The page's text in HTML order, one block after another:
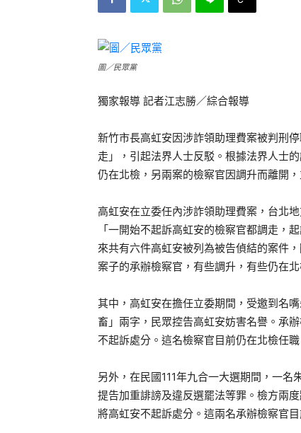
圖／民眾黨
獨家報導 記者江志勝／綜合報導
新竹市長高虹安因涉詐領助理費案被判刑
走」，引起法界人士反駁。根據法界人士
仍在北檢，另兩案的檢察官因調升而離開
高虹安在立委任內涉詐領助理費案，台北
「一開始不起訴高虹安的檢察官都調走，
來共有六件高虹安被列為被告偵結的案件
案子的承辦檢察官，有些調升，有些仍在
其中，高虹安在擔任立委期間，受邀到名
畜」兩字，民眾控告高虹安妨害名譽。承
不起訴處分。這名檢察官目前仍在北檢任職
另外，在民國111年九合一大選期間，一
提告加重誹謗及違反選罷法等罪。檢方兩
將高虹安不起訴處分。這兩名承辦檢察官